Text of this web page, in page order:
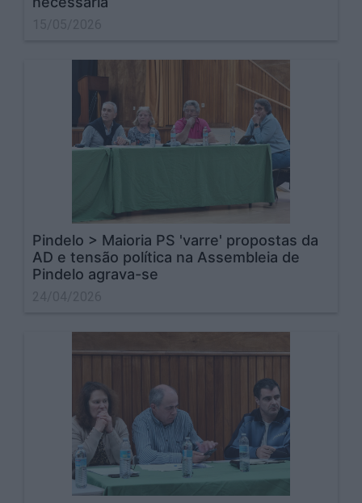
Pindelo > Maioria PS 'varre' propostas da
AD e tensão política na Assembleia de
Pindelo agrava-se